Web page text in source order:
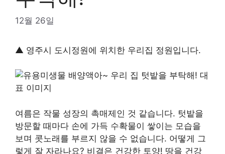
12월 26일
▲ 영주시 도시정원에 위치한 우리집 정원입니다.
여름은 작물 성장의 촉매제인 것 같습니다. 텃밭을
방문할 때마다 손에 가득 수확물이 쌓이는 모습을
보며 콧노래를 부르지 않을 수 없습니다. 어떻게 그
렇게 잘 자라나요? 비결은 건강한 토양! 땅을 건강